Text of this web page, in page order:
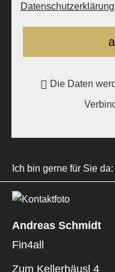
Datenschutzerklärung
Die Daten
Ich bin gerne für Sie da:
Andreas Schmidt
Fin4all
Zum Kellerhäusl 4